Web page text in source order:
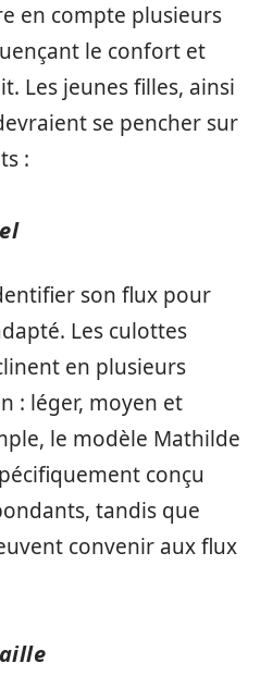
en compte plusieurs
le confort et
Les jeunes filles, ainsi
se pencher sur
:
son flux pour
Les culottes
en plusieurs
: léger, moyen et
le modèle Mathilde
conçu
tandis que
convenir aux flux